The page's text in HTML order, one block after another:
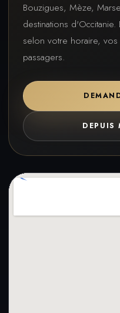
Bouzigues, Mèze,
destinations
selon votre horaire,
passagers.
DEPUIS